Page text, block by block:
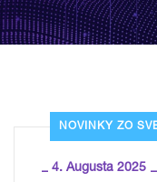
NOVINKY ZO
_ 4. Augusta 2025 _